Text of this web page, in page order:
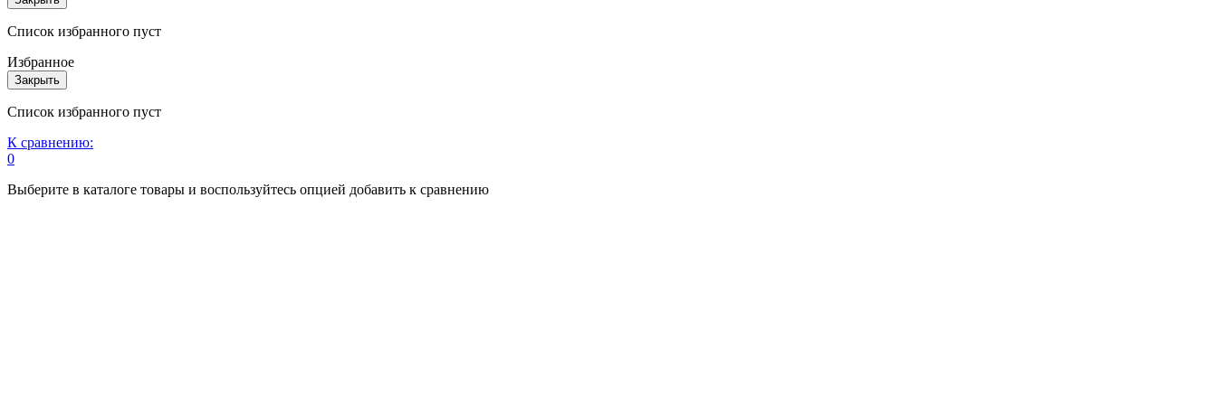
Список избранного пуст
Избранное
Закрыть
Список избранного пуст
К сравнению:
0
Выберите в каталоге товары и воспользуйтесь опцией добавить к сравнению